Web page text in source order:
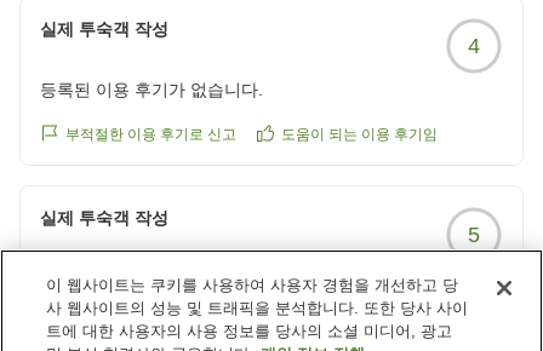
실제 투숙객 작성
4
등록된 이용 후기가 없습니다.
부적절한 이용 후기로 신고 도움이 되는 이용 후기임
실제 투숙객 작성
5
등록된 이용 후기가 없습니다.
부적절한 이용 후기로 신고 도움이 되는 이용 후기임
이 웹사이트는 쿠키를 사용하여 사용자 경험을 개선하고 당
사 웹사이트의 성능 및 트래픽을 분석합니다. 또한 당사 사이
트에 대한 사용자의 사용 정보를 당사의 소셜 미디어, 광고